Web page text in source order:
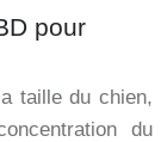
pour
taille du chien,
du